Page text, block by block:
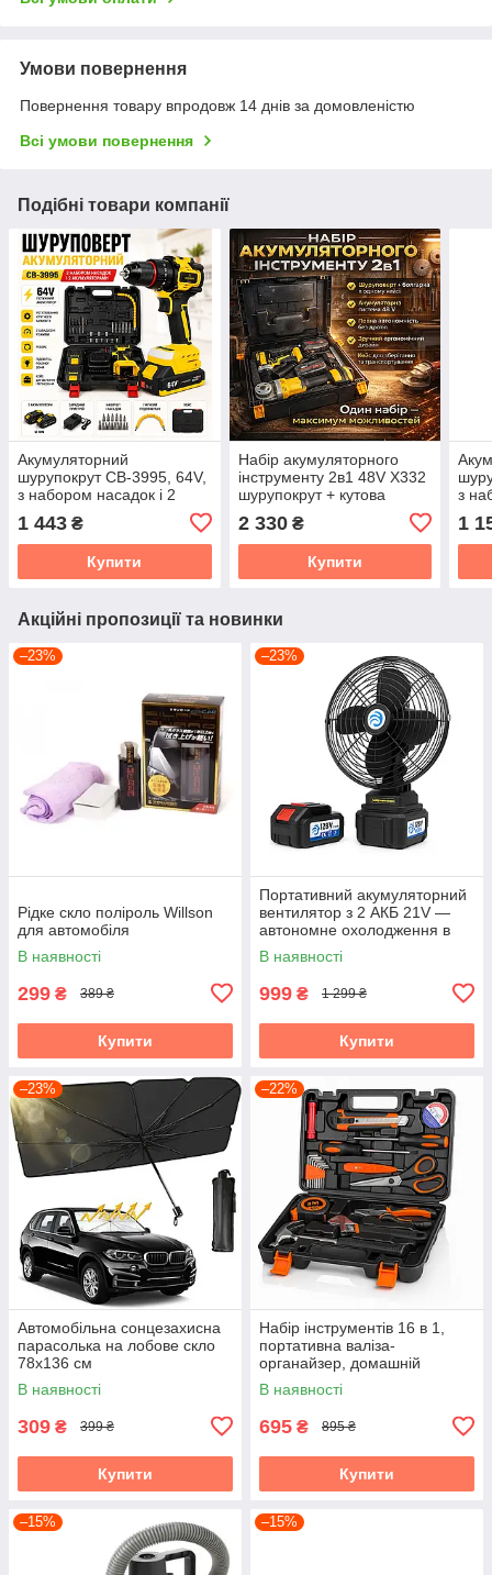
Умови повернення
Повернення товару впродовж 14 днів за домовленістю
Всі умови повернення
Подібні товари компанії
Акумуляторний
шурупокрут CB-3995, 64V,
з набором насадок і 2
1 443 ₴
Купити
Набір акумуляторного
інструменту 2в1 48V Х332
шурупокрут + кутова
шліфмашина (болгарка)
Jitpex, у кейсі, жовтий
2 330₴
Купити
з
1
Акційні пропозиції та новинки
–23%
Рідке скло поліроль Willson
для автомобіля
В наявності
299 ₴ 389 ₴
Купити
–23%
Портативний акумуляторний
вентилятор з 2 АКБ 21V —
автономне охолодження в
будь-яких умовах
В наявності
999 ₴ 1 299 ₴
Купити
–23%
Автомобільна сонцезахисна
парасолька на лобове скло
78х136 см
В наявності
309 ₴ 399 ₴
Купити
–22%
Набір інструментів 16 в 1,
портативна валіза-
органайзер, домашній
ремонтний комплект із
молотком, викрутками
В наявності
695 ₴ 895 ₴
Купити
–15% –15%